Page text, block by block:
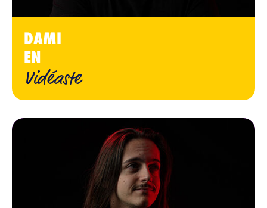
DAMI
EN
Vidéaste